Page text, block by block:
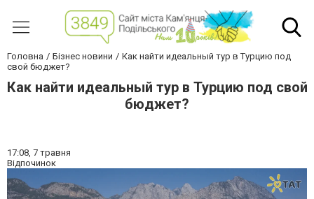
Головна Бізнес новини
Как найти идеальный тур в Турцию под
свой бюджет?
Как найти идеальный тур в Турцию под свой
бюджет?
17:08, 7 травня
Відпочинок